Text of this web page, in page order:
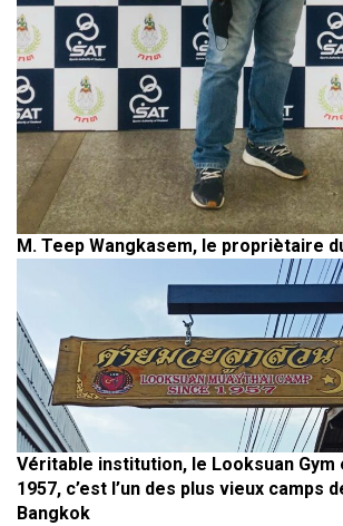
M. Teep Wangkasem, le propriètaire
Véritable institution, le Looksuan Gym
1957, c’est l’un des plus vieux camps
Bangkok